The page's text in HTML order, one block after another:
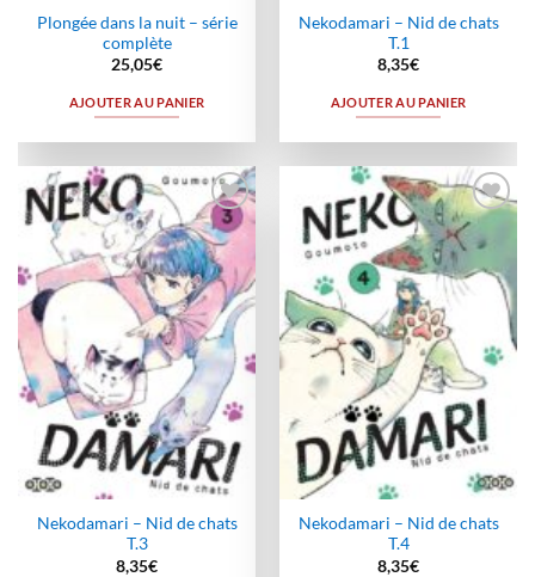
Plongée dans la nuit – série
complète
25,05€
AJOUTER AU PANIER
Nekodamari – Nid de chats
T.1
8,35€
AJOUTER AU PANIER
Ajouter
à la
wishlist
Nekodamari – Nid de chats
T.3
8,35€
Ajouter
à la
Nekodamari – Nid de chats
T.4
8,35€